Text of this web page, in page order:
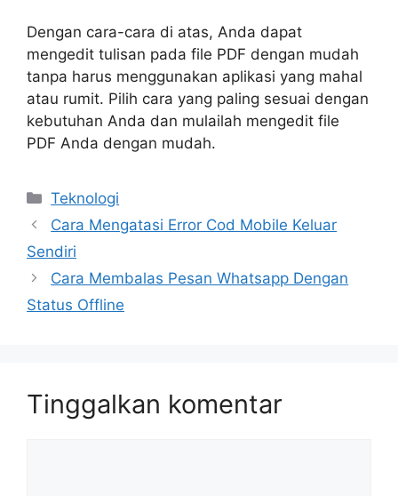
Dengan cara-cara di atas, Anda dapat
mengedit tulisan pada file PDF dengan mudah
tanpa harus menggunakan aplikasi yang mahal
atau rumit. Pilih cara yang paling sesuai dengan
kebutuhan Anda dan mulailah mengedit file
PDF Anda dengan mudah.
Kategori
Teknologi
Cara Mengatasi Error Cod Mobile Keluar
Sendiri
Cara Membalas Pesan Whatsapp Dengan
Status Offline
Tinggalkan komentar